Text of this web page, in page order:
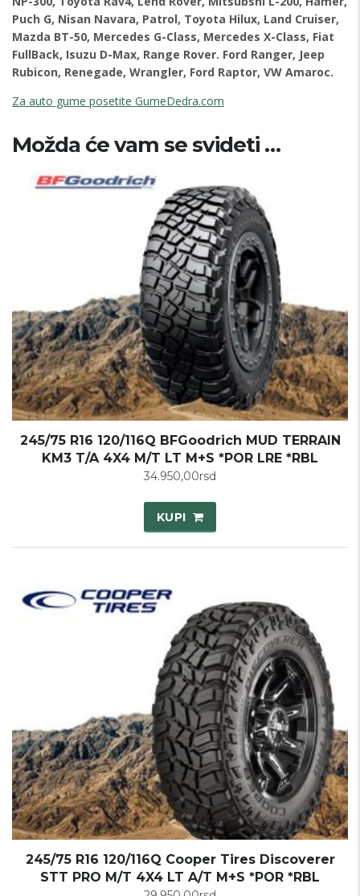
Puch G, Nisan Navara, Patrol, Toyota Hilux, Land Cruiser,
Mazda BT-50, Mercedes G-Class, Mercedes X-Class, Fiat
FullBack, Isuzu D-Max, Range Rover. Ford Ranger, Jeep
Rubicon, Renegade, Wrangler, Ford Raptor, VW Amaroc.
Za auto gume posetite GumeDedra.com
Možda će vam se svideti …
245/75 R16 120/116Q BFGoodrich MUD TERRAIN
KM3 T/A 4X4 M/T LT M+S *POR LRE *RBL
34.950,00rsd
KUPI
245/75 R16 120/116Q Cooper Tires Discoverer
STT PRO M/T 4X4 LT A/T M+S *POR *RBL